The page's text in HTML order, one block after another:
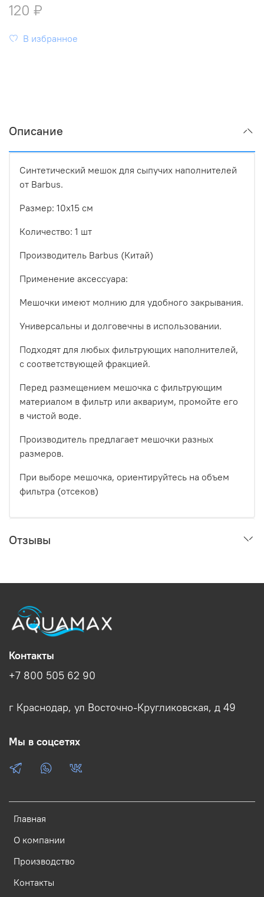
120 ₽
В избранное
Описание
Синтетический мешок для сыпучих наполнителей
от Barbus.
Размер: 10х15 см
Количество: 1 шт
Производитель Barbus (Китай)
Применение аксессуара:
Мешочки имеют молнию для удобного закрывания.
Универсальны и долговечны в использовании.
Подходят для любых фильтрующих наполнителей,
с соответствующей фракцией.
Перед размещением мешочка с фильтрующим
материалом в фильтр или аквариум, промойте его
в чистой воде.
Производитель предлагает мешочки разных
размеров.
При выборе мешочка, ориентируйтесь на объем
фильтра (отсеков)
Отзывы
Главная
О компании
Производство
Контакты
Контакты
+7 800 505 62 90
г Краснодар, ул Восточно-Кругликовская, д 49
Мы в соцсетях